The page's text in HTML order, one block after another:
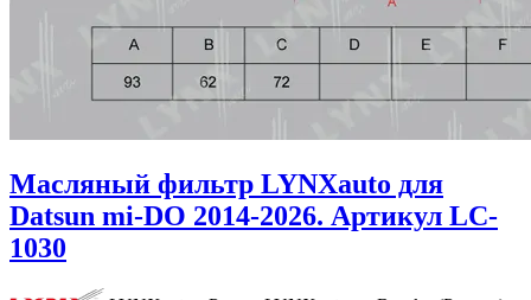
Масляный фильтр LYNXauto для
Datsun mi-DO 2014-2026. Артикул LC-
1030